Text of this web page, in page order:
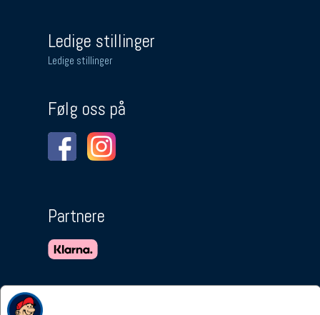
Ledige stillinger
Ledige stillinger
Følg oss på
Partnere